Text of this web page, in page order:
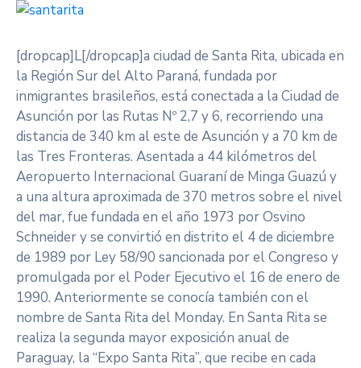
MECIP
Y
Cultura
Transparencia
[dropcap]L[/dropcap]a ciudad de Santa Rita, ubicada en
la Región Sur del Alto Paraná, fundada por
inmigrantes brasileños, está conectada a la Ciudad de
Asunción por las Rutas Nº 2,7 y 6, recorriendo una
distancia de 340 km al este de Asunción y a 70 km de
las Tres Fronteras. Asentada a 44 kilómetros del
Aeropuerto Internacional Guaraní de Minga Guazú y
a una altura aproximada de 370 metros sobre el nivel
del mar, fue fundada en el año 1973 por Osvino
Schneider y se convirtió en distrito el 4 de diciembre
de 1989 por Ley 58/90 sancionada por el Congreso y
promulgada por el Poder Ejecutivo el 16 de enero de
1990. Anteriormente se conocía también con el
nombre de Santa Rita del Monday. En Santa Rita se
realiza la segunda mayor exposición anual de
Paraguay, la “Expo Santa Rita”, que recibe en cada